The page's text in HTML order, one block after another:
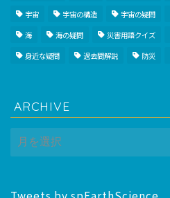
宇宙
宇宙の構造 宇宙の疑問
海
海の疑問 災害用語クイズ
身近な疑問
過去問解説 防災
ARCHIVE
ARCHIVE